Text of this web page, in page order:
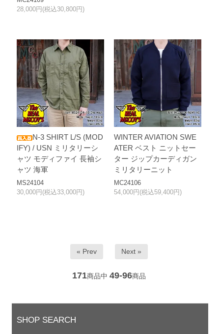
28,000円(税込30,800円)
N-3 SHIRT L/S (MOD
IFY) / USN ミリタリーシ
ャツ モディファイ 長袖シ
ャツ 海軍
MS24104
30,000円(税込33,000円)
WINTER AVIATION SWE
ATER ベスト ニットセー
ター ジップカーディガン
ミリタリーニット
MC24106
54,000円(税込59,400円)
« Prev Next »
171商品中 49-96商品
SHOP SEARCH